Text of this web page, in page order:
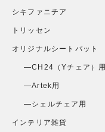
シキファニチア
トリッセン
オリジナルシートパット
CH24（Yチェア）用
Artek用
シェルチェア用
インテリア雑貨